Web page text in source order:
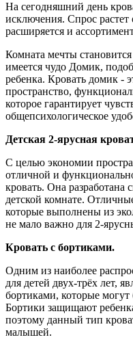
На сегодняшний день
исключения. Спрос
расширяется и
Комната мечты
имеется чудо Домик,
ребенка. Кровать домик -
пространство,
которое гарантирует
общепсихологическое
Детская 2-ярусная
С целью экономии
отличной и
кровать. Она разработана
детской комнате.
которые выполнены из
не мало важно для 2-
Кровать с бортиками.
Одним из наиболее
для детей двух-трёх лет,
бортиками, которые
Бортики защищают
поэтому данный тип
малышей.